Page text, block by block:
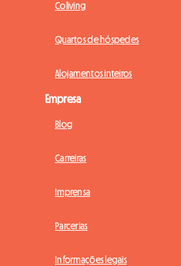
Coliving
Quartos de hóspedes
Alojamentos inteiros
Empresa
Blog
Carreiras
Imprensa
Parcerias
Informações legais